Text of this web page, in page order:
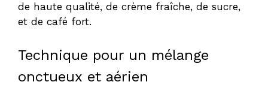
de haute qualité, de crème fraîche, de sucre,
et de café fort.
Technique pour un mélange
onctueux et aérien